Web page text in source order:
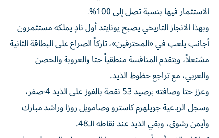
الاستثمار فيها بنسبة تصل إلى 100%.
وبهذا الانجاز التاريخي يصبح يونايتد أول نادٍ يملكه مستثمرون
أجانب يلعب في «المحترفين»، تاركاً الصراع على البطاقة الثانية
مشتعلاً، ويتقدم المنافسة منطقياً حتا والعروبة والحصن
والعربي، مع تراجع حظوظ الذيد.
وعزز حتا وصافته برصيد 53 نقطة بالفوز على الذيد 4-صفر،
وسجل الرباعية جويلهرم كاسترو وصامويل روزا وراشد مبارك
وأيمن رشوق، وبقي الذيد عند نقاطه الـ48.